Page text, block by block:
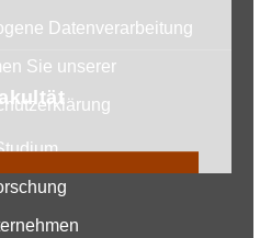
Datenverarbeitung
Sie unserer